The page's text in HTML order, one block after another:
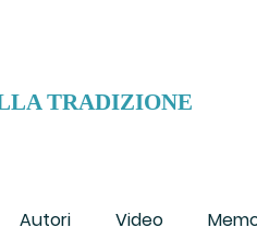
TRADIZIONE
Autori Video